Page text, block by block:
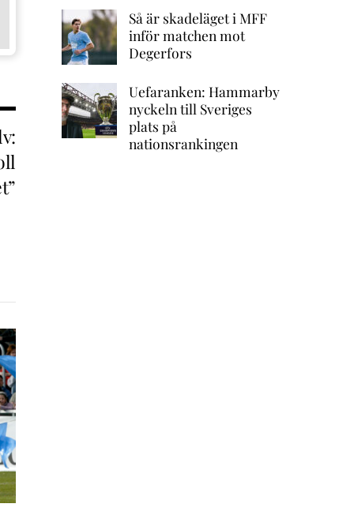
Så är skadeläget i MFF
inför matchen mot
Degerfors
Uefaranken: Hammarby
nyckeln till Sveriges
plats på
nationsrankingen